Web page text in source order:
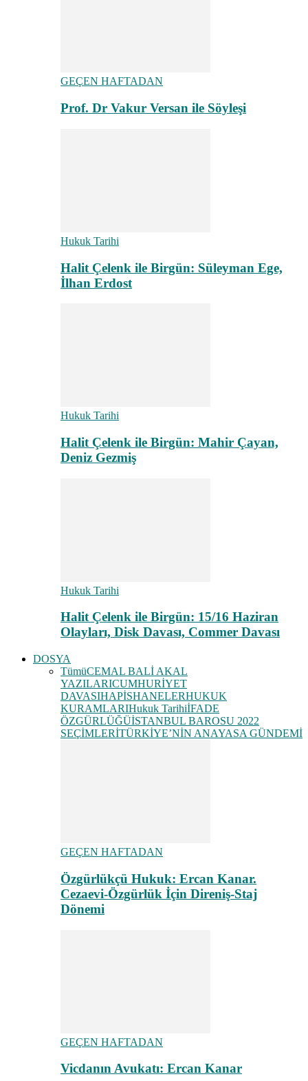
GEÇEN HAFTADAN
Prof. Dr Vakur Versan ile Söyleşi
Hukuk Tarihi
Halit Çelenk ile Birgün: Süleyman Ege,
İlhan Erdost
Hukuk Tarihi
Halit Çelenk ile Birgün: Mahir Çayan,
Deniz Gezmiş
Hukuk Tarihi
Halit Çelenk ile Birgün: 15/16 Haziran
Olayları, Disk Davası, Commer Davası
DOSYA
TümüCEMAL BALİ AKAL
YAZILARICUMHURİYET
DAVASIHAPİSHANELERHUKUK
KURAMLARIHukuk TarihiİFADE
ÖZGÜRLÜĞÜİSTANBUL BAROSU 2022
SEÇİMLERİTÜRKİYE’NİN ANAYASA GÜNDEMİ
GEÇEN HAFTADAN
Özgürlükçü Hukuk: Ercan Kanar.
Cezaevi-Özgürlük İçin Direniş-Staj
Dönemi
GEÇEN HAFTADAN
Vicdanın Avukatı: Ercan Kanar